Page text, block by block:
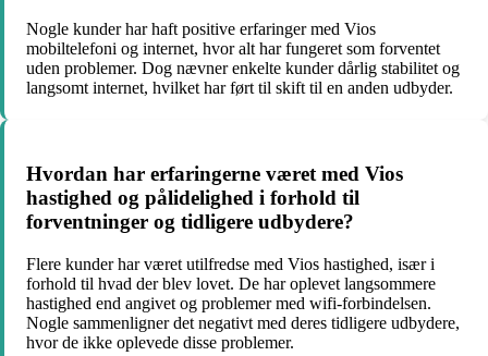
Nogle kunder har haft positive erfaringer med Vios
mobiltelefoni og internet, hvor alt har fungeret som forventet
uden problemer. Dog nævner enkelte kunder dårlig stabilitet og
langsomt internet, hvilket har ført til skift til en anden udbyder.
Hvordan har erfaringerne været med Vios
hastighed og pålidelighed i forhold til
forventninger og tidligere udbydere?
Flere kunder har været utilfredse med Vios hastighed, især i
forhold til hvad der blev lovet. De har oplevet langsommere
hastighed end angivet og problemer med wifi-forbindelsen.
Nogle sammenligner det negativt med deres tidligere udbydere,
hvor de ikke oplevede disse problemer.